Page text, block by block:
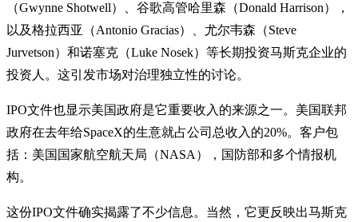
（Gwynne Shotwell）、谷歌高管哈里森（Donald Harrison），
以及格拉西亚（Antonio Gracias）、尤尔韦森（Steve
Jurvetson）和诺塞克（Luke Nosek）等长期投资马斯克企业的
投资人。这引发市场对治理独立性的讨论。
IPO文件也显示美国政府是它重要收入的来源之一。美国联邦
政府在去年给SpaceX的生意就占公司总收入的20%。客户包
括：美国国家航空航天局（NASA），国防部和多个情报机
构。
这份IPO文件确实揭露了不少信息。当然，它更反映出马斯克